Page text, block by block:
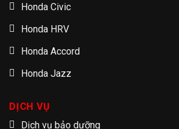
Honda Civic
Honda HRV
Honda Accord
Honda Jazz
DỊCH VỤ
Dịch vụ bảo dưỡng